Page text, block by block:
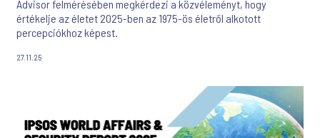
Advisor felmérésében megkérdezi a közvéleményt, hogy
értékelje az életet 2025-ben az 1975-ös életről alkotott
percepciókhoz képest.
27.11.25